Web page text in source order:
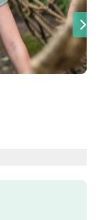
avontuur en